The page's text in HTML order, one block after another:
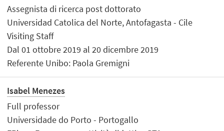
Assegnista di ricerca post dottorato
Universidad Catolica del Norte, Antofagasta - Cile
Visiting Staff
Dal 01 ottobre 2019 al 20 dicembre 2019
Referente Unibo: Paola Gremigni
Isabel Menezes
Full professor
Universidade do Porto - Portogallo